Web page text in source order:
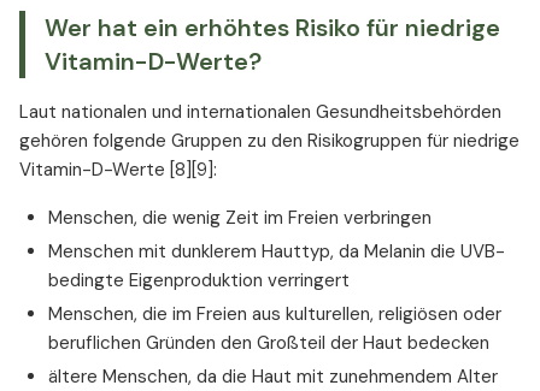
Wer hat ein erhöhtes Risiko für niedrige
Vitamin-D-Werte?
Laut nationalen und internationalen Gesundheitsbehörden
gehören folgende Gruppen zu den Risikogruppen für niedrige
Vitamin-D-Werte [8][9]:
Menschen, die wenig Zeit im Freien verbringen
Menschen mit dunklerem Hauttyp, da Melanin die UVB-
bedingte Eigenproduktion verringert
Menschen, die im Freien aus kulturellen, religiösen oder
beruflichen Gründen den Großteil der Haut bedecken
ältere Menschen, da die Haut mit zunehmendem Alter